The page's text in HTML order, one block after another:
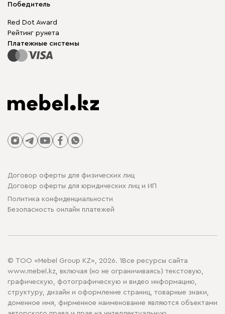
Гарантия
Для бизнеса
Карта сайта
Корпусная мебель
Модульная мебель
Столы и стулья
Победитель
Red Dot Award
Рейтинг рунета
Платежные системы
Договор оферты для физических лиц
Договор оферты для юридических лиц и ИП
Политика конфиденциальности
Безопасность онлайн платежей
© ТОО «Mebel Group KZ», 2026. 1Все ресурсы сайта
www.mebel.kz, включая (но не ограничиваясь) текстовую,
графическую, фотографическую и видео информацию,
структуру, дизайн и оформление страниц, товарные знаки,
доменное имя, фирменное наименование являются объектами